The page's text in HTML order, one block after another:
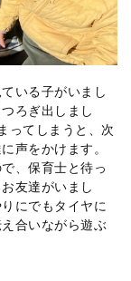
いる子がいまし
ろぎ出しまし
ってしまうと、次
声をかけます。
、保育士と待っ
友達がいまし
にでもタイヤに
合いながら遊ぶ